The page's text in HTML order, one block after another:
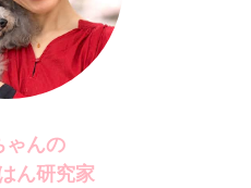
ゃんの
ん研究家